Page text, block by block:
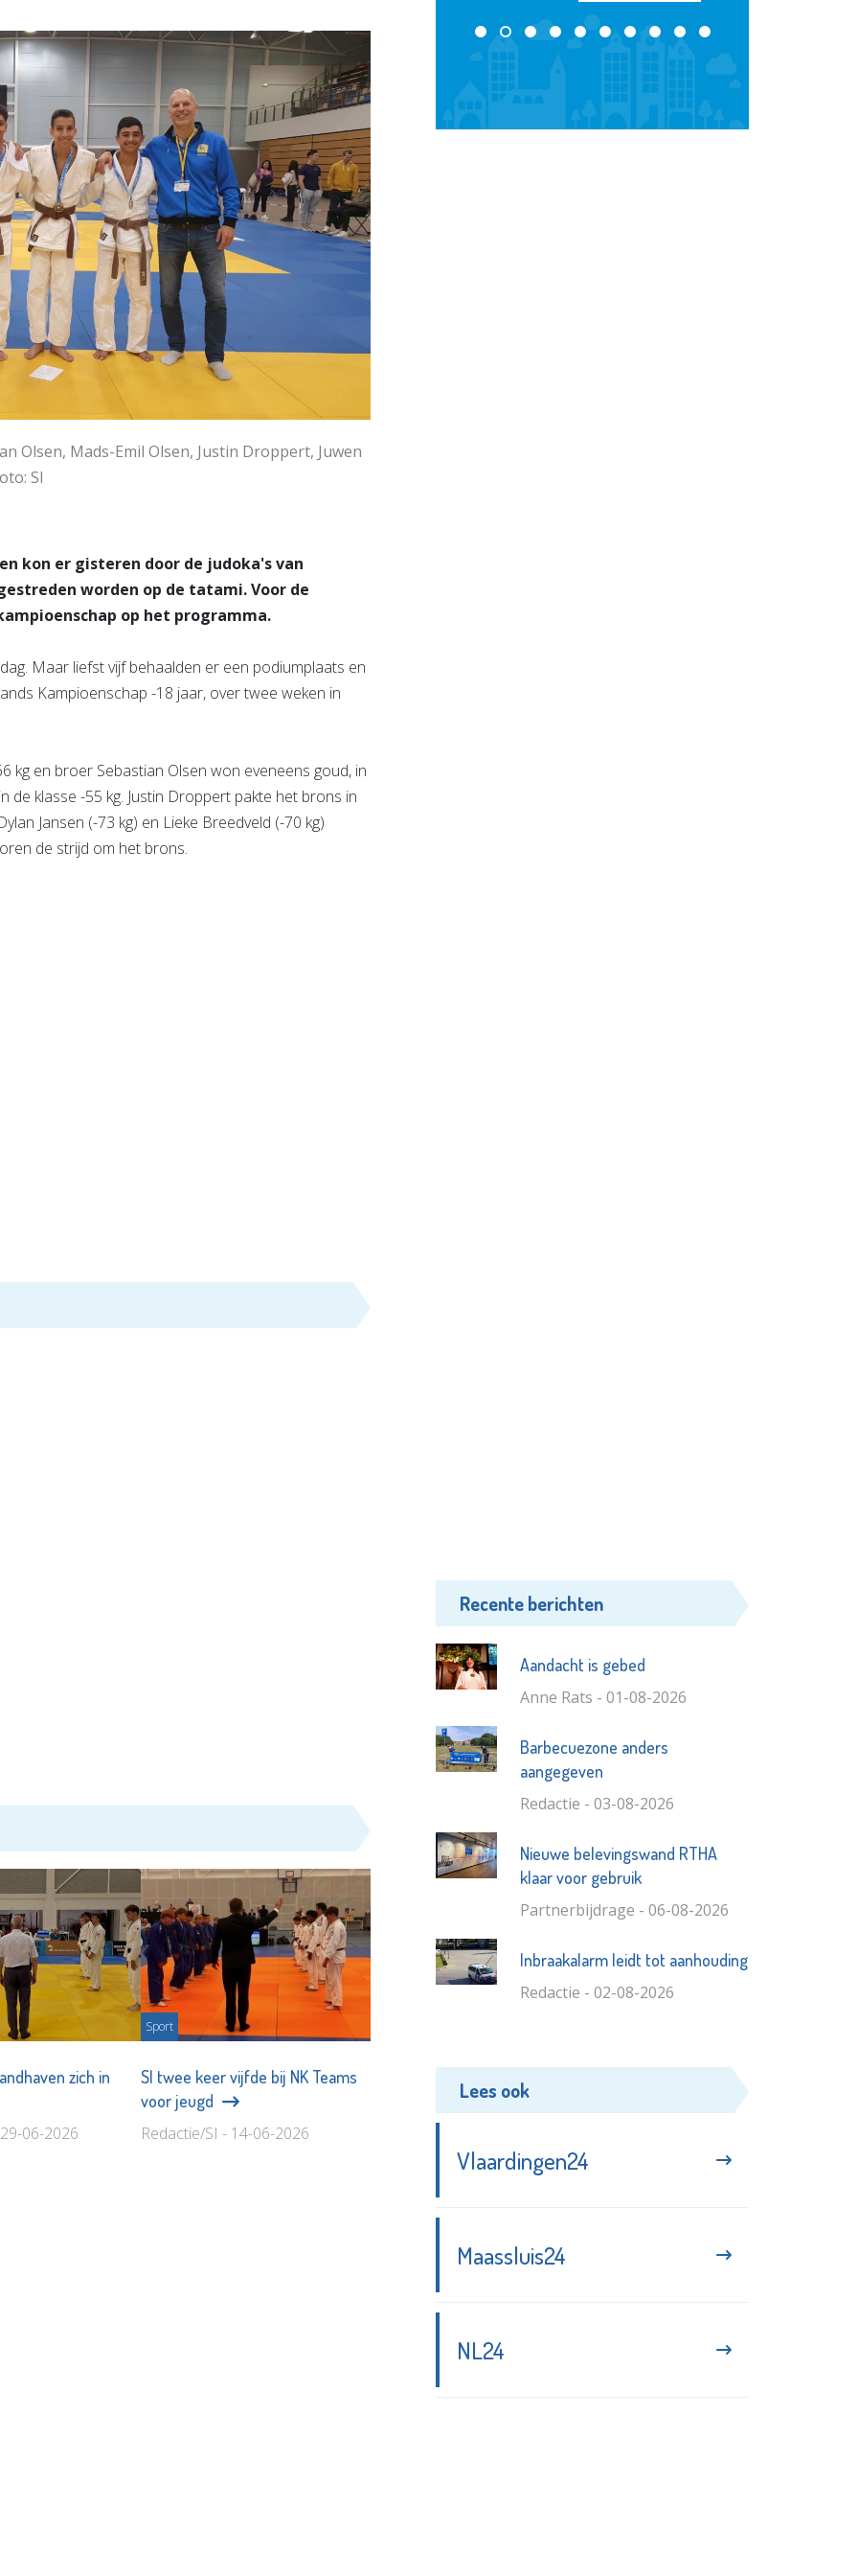
Olsen, Mads-Emil Olsen, Justin Droppert, Juwen
SI
kon er gisteren door de judoka's van
worden op de tatami. Voor de
op het programma.
Maar liefst vijf behaalden er een podiumplaats en
Kampioenschap -18 jaar, over twee weken in
kg en broer Sebastian Olsen won eveneens goud, in
de klasse -55 kg. Justin Droppert pakte het brons in
Jansen (-73 kg) en Lieke Breedveld (-70 kg)
de strijd om het brons.
zich in
06-2026
Sport
SI twee keer vijfde bij NK Teams
voor jeugd
Redactie/SI - 14-06-2026
Recente berichten
Aandacht is gebed
Anne Rats - 01-08-2026
Barbecuezone anders
aangegeven
Redactie - 03-08-2026
Nieuwe belevingswand RTHA
klaar voor gebruik
Partnerbijdrage - 06-08-2026
Inbraakalarm leidt tot aanhouding
Redactie - 02-08-2026
Lees ook
Vlaardingen24
Maassluis24
NL24